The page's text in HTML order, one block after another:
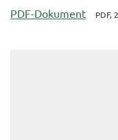
PDF-Dokument PDF,